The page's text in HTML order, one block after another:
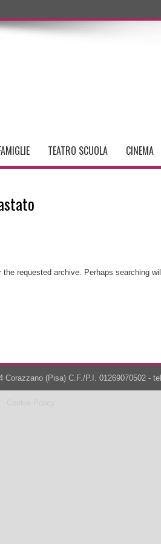
TEATRO SCUOLA CINEMA
requested archive. Perhaps searching
(Pisa) C.F./P.I. 01269070502 -